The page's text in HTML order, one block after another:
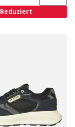
Reduziert